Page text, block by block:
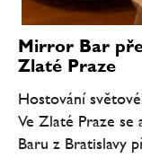
Mirror Bar
Zlaté Praze
Hostování
Ve Zlaté Praze
Baru z Bratislavy